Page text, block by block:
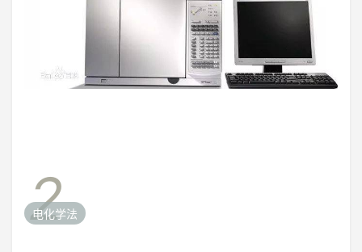
2
电化学法